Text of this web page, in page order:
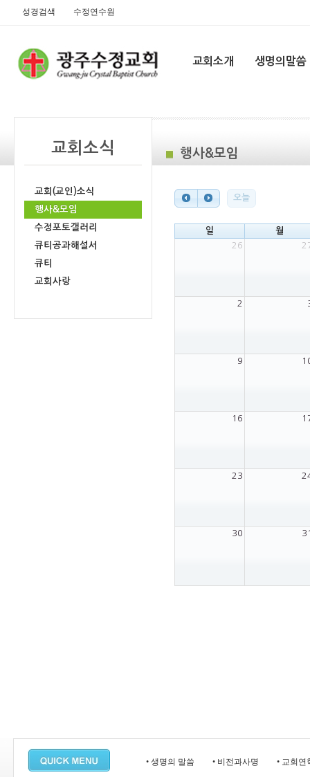
성경검색 수정연수원
교회소개 생명의말씀
교회소식
교회(교인)소식
행사&모임
수정포토갤러리
큐티공과해설서
큐티
교회사랑
행사&모임
오늘
일
월
26
2
9
16
23
30
• 생명의 말씀 • 비전과사명 • 교회연